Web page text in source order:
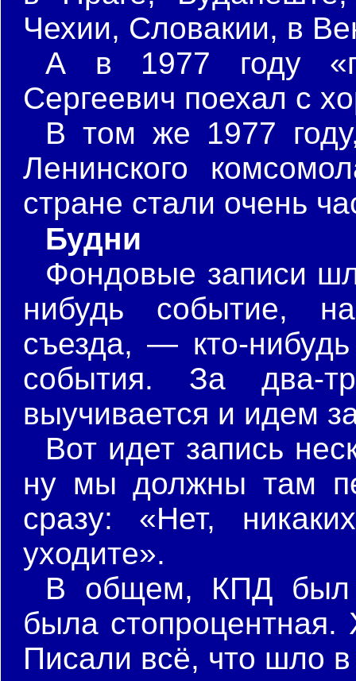
Чехии, Словакии, в
А в 1977 году
Сергеевич поехал с
В том же 1977
Ленинского
стране стали очень
Будни
Фондовые записи
нибудь событие,
съезда, — кто-нибудь
события. За два-
выучивается и идем
Вот идет запись
ну мы должны там
сразу: «Нет,
уходите».
В общем, КПД был
была стопроцентная.
Писали всё, что шло